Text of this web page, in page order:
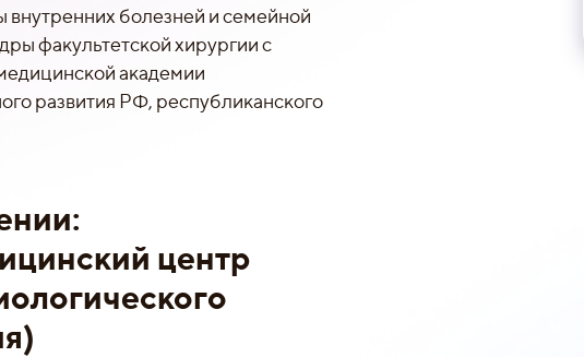
внутренних болезней и семейной
факультетской хирургии с
академии
развития РФ, республиканского
центр